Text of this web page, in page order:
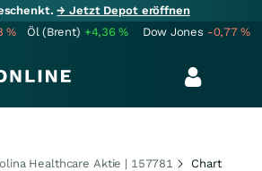
→ Jetzt Depot eröffnen
% Öl (Brent) +4,36% Dow Jones -0,77%
Healthcare Aktie | 157781 Chart